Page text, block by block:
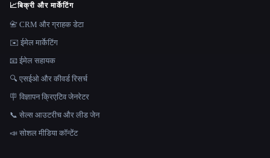
📈बिक्री और मार्केटिंग
📇 CRM और ग्राहक डेटा
✉️ ईमेल मार्केटिंग
📧 ईमेल सहायक
🔍 एसईओ और कीवर्ड रिसर्च
🪧 विज्ञापन क्रिएटिव जेनरेटर
📞 सेल्स आउटरीच और लीड जेन
📣 सोशल मीडिया कॉन्टेंट